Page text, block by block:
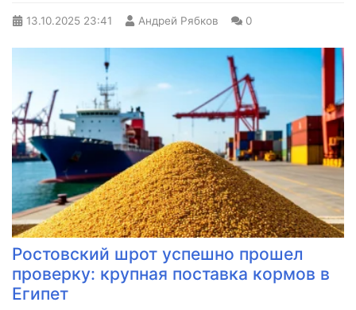
13.10.2025 23:41 Андрей Рябков 0
Ростовский шрот успешно прошел
проверку: крупная поставка кормов в
Египет